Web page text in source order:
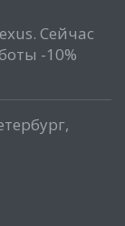
Сейчас
-10%